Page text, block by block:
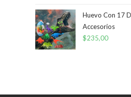
Huevo Con 17
Accesorios
$235,00